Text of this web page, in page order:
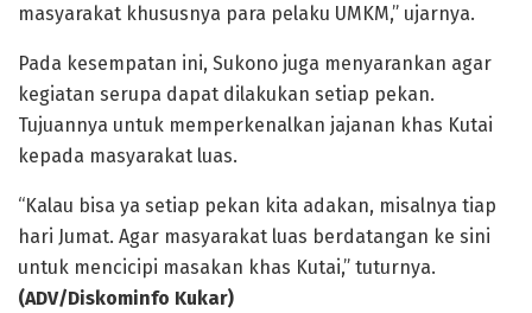
masyarakat khususnya para pelaku UMKM,” ujarnya.
Pada kesempatan ini, Sukono juga menyarankan agar
kegiatan serupa dapat dilakukan setiap pekan.
Tujuannya untuk memperkenalkan jajanan khas Kutai
kepada masyarakat luas.
“Kalau bisa ya setiap pekan kita adakan, misalnya tiap
hari Jumat. Agar masyarakat luas berdatangan ke sini
untuk mencicipi masakan khas Kutai,” tuturnya.
(ADV/Diskominfo Kukar)